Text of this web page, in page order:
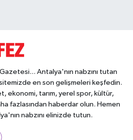
Antalya'nın nabzını tutan
en son gelişmeleri keşfedin.
ekonomi, tarım, yerel spor, kültür,
fazlasından haberdar olun. Hemen
nabzını elinizde tutun.